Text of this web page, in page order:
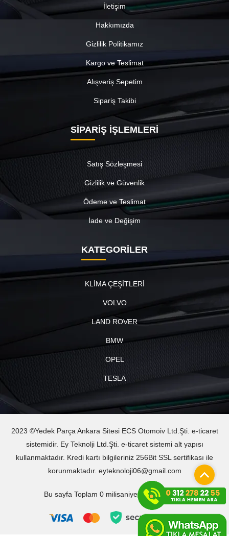
İletişim
Hakkımızda
Gizlilik Politikamız
Kargo ve Teslimat
Alışveriş Sepetim
Sipariş Takibi
SİPARİŞ İŞLEMLERİ
Satış Sözleşmesi
Gizlilik ve Güvenlik
Ödeme ve Teslimat
İade ve Değişim
KATEGORİLER
KLİMA ÇEŞİTLERİ
VOLVO
LAND ROVER
BMW
OPEL
TESLA
2023 ©Yedek Parça Ankara Sitesi ECS Otomoiv Ltd.Şti. e-ticaret
sistemidir. Ey Teknolji Ltd.Şti. e-ticaret sistemi alt yapısı
kullanmaktadır. Kredi kartı bilgileriniz 256Bit SSL sertifikası ile
korunmaktadır. eyteknoloji06@gmail.com
Bu sayfa Toplam 0 milisaniyede oluşturuldu.